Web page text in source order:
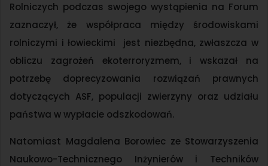
Rolniczych podczas swojego wystąpienia na Forum
zaznaczył, że współpraca między środowiskami
rolniczymi i łowieckimi jest niezbędna, zwłaszcza w
obliczu zagrożeń ekoterroryzmem, i wskazał na
potrzebę doprecyzowania rozwiązań prawnych
dotyczących ASF, populacji zwierzyny oraz udziału
państwa w wypłacie odszkodowań.
Natomiast Magdalena Borowiec ze Stowarzyszenia
Naukowo-Technicznego Inżynierów i Techników